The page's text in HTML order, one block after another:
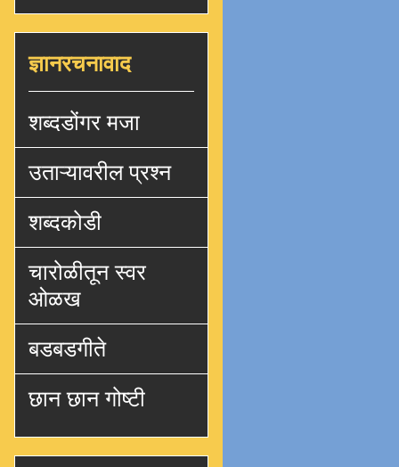
ज्ञानरचनावाद
शब्दडोंगर मजा
उताऱ्यावरील प्रश्न
शब्दकोडी
चारोळीतून स्वर
ओळख
बडबडगीते
छान छान गोष्टी